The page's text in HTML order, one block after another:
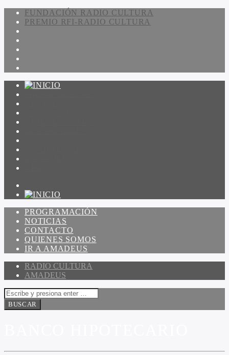
FUNDACIÓN RADIO CULTURA
PREMIO RFI-RADIO CULTURA
PROGRAMACIÓN
NOTICIAS
CONTACTO
QUIENES SOMOS
IR A AMADEUS
RADIO CULTURA
AMADEUS